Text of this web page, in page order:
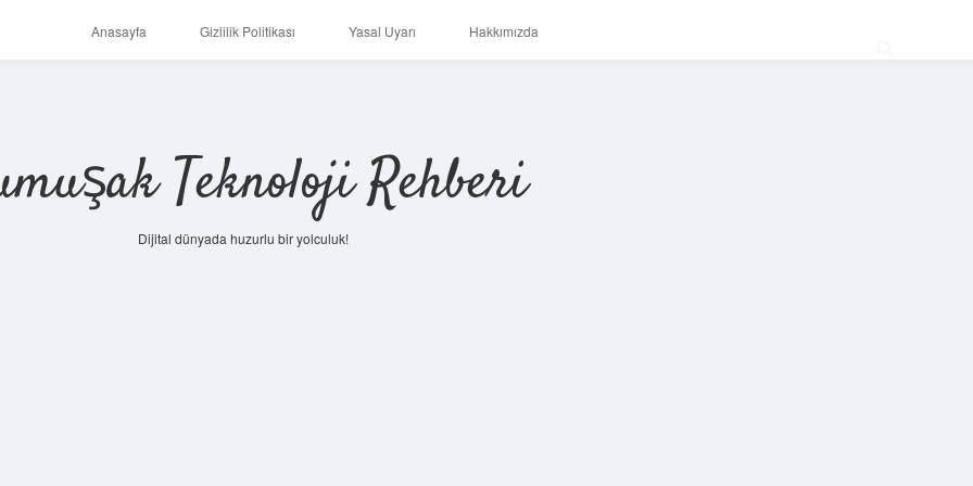
Anasayfa Gizlilik Politikası Yasal Uyarı Hakkımızda
Teknoloji Rehberi
Dijital dünyada huzurlu bir yolculuk!